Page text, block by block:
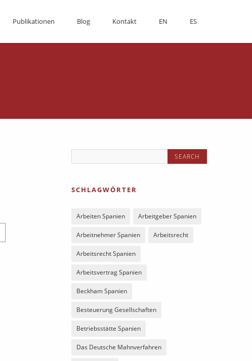
Publikationen Blog Kontakt EN ES
SCHLAGWÖRTER
Arbeiten Spanien Arbeitgeber Spanien
Arbeitnehmer Spanien Arbeitsrecht
Arbeitsrecht Spanien
Arbeitsvertrag Spanien
Beckham Spanien
Besteuerung Gesellschaften
Betriebsstätte Spanien
Das Deutsche Mahnverfahren